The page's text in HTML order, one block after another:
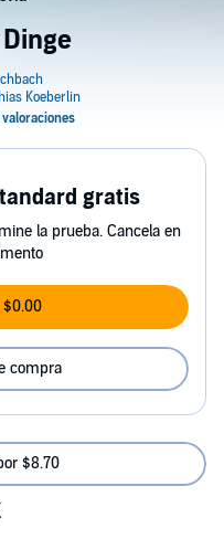
gratis
la prueba. Cancela en
$0.00
compra
$8.70